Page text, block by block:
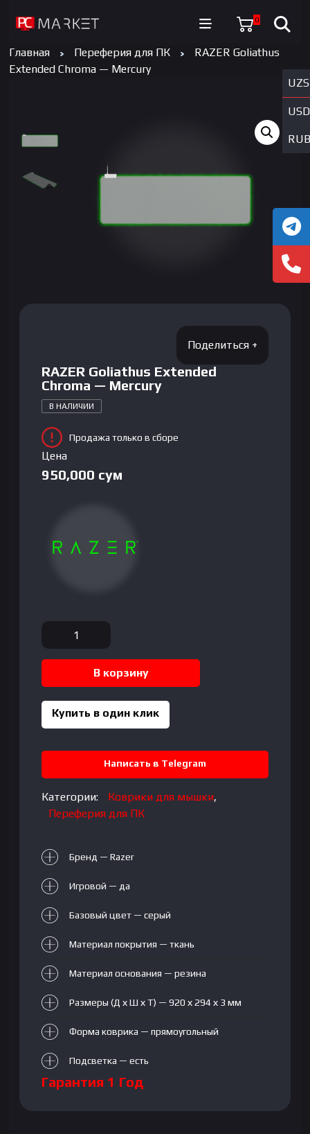
0
UZS
USD
RUB
Главная Переферия для ПК
RAZER Goliathus
Extended Chroma — Mercury
RAZER Goliathus Extended
Chroma — Mercury
В НАЛИЧИИ
Продажа только в сборе
Цена
950,000 сум
Количество
товара
RAZER
Chroma
-
В корзину
Купить в один клик
Написать в Telegram
Категории: Коврики для мышки,
Переферия для ПК
Бренд — Razer
Игровой — да
Базовый цвет — серый
Материал покрытия — ткань
Материал основания — резина
Размеры (Д х Ш х Т) — 920 х 294 х 3 мм
Форма коврика — прямоугольный
Подсветка — есть
Гарантия 1 Год